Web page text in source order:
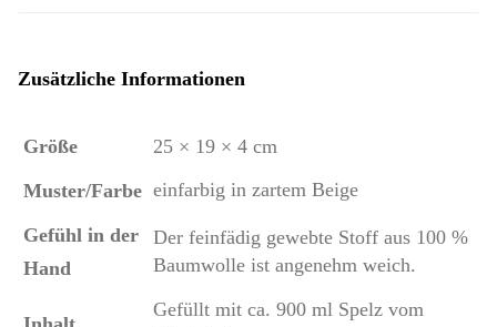
Zusätzliche Informationen
Größe
25 × 19 × 4 cm
Muster/Farbe einfarbig in zartem Beige
Gefühl in der
Hand
Der feinfädig gewebte Stoff aus 100 %
Baumwolle ist angenehm weich.
Gefüllt mit ca. 900 ml Spelz vom